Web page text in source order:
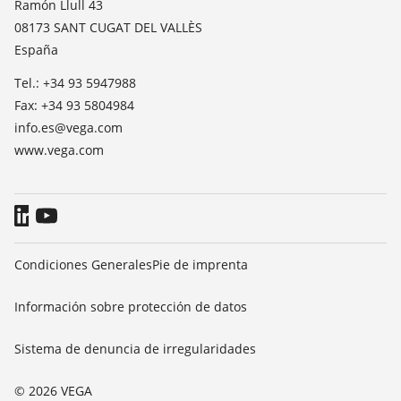
TeamViewer
Prensa
Blog
Ramón Llull 43
08173 SANT CUGAT DEL VALLÈS
España
Tel.: +34 93 5947988
Fax: +34 93 5804984
info.es@vega.com
www.vega.com
© 2026 VEGA
Condiciones GeneralesPie de imprenta
Información sobre protección de datos
Sistema de denuncia de irregularidades